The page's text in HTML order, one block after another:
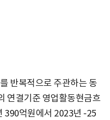
반복적으로 주관하는 동
연결기준 영업활동현금흐
390억원에서 2023년 -25